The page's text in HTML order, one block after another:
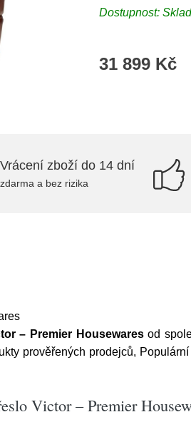
Dostupnost:
31 899 Kč
Vrácení zboží do 14 dní
zdarma a bez rizika
– Premier Housewaresod
prověřených prodejců,
Victor – Premier